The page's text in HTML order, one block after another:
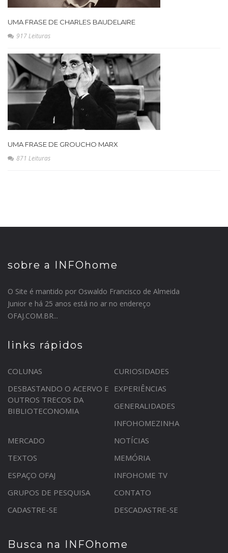
UMA FRASE DE CHARLES BAUDELAIRE
917 Leituras
UMA FRASE DE GROUCHO MARX
871 Leituras
sobre a INFOhome
O Site é mantido por Oswaldo Francisco de Almeida
Junior e há 25 anos está no ar no endereço
OFAJ.COM.BR...
links rápidos
COLUNAS
CURIOSIDADES
DESBASTANDO O ACERVO E
OUTROS TRECOS DA
BIBLIOTECONOMIA
EXPERIÊNCIAS
GENERALIDADES
INFOHOMEZINHA
MERCADO
NOTÍCIAS
TEXTOS
MEMÓRIA
ESPAÇO OFAJ
INFOHOME TV
GRUPOS DE PESQUISA
CONTATO
CADASTRE-SE
DESCADASTRE-SE
Busca na INFOhome